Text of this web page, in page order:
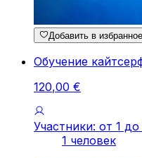
Добавить в избранное
Обучение
120,00 €
Участники: от 1 до
1 человек